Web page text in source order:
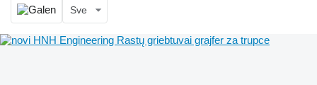
Sve